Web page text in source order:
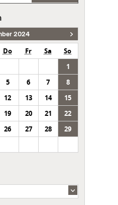
2024
Do Fr Sa
So
1
5 6 7
8
12 13 14
15
19 20 21
22
26 27 28
29